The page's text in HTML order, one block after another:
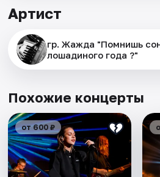
Артист
гр. Жажда "Помнишь
лошадиного года ?"
Похожие концерты
от 600 ₽